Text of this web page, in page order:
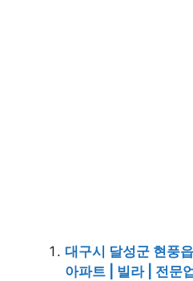
대구시 달성군 현풍
아파트 | 빌라 | 전문